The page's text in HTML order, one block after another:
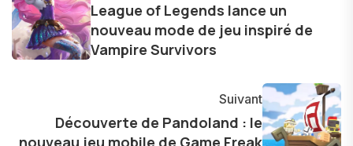
d'une curiosité insatiable, j'aime dévoiler les
dernières tendances et innovations, partageant
avec enthousiasme mes découvertes avec la
l'exploration constante des frontières de la
technologie me permet de présenter aux
lecteurs un aperçu captivant de ce que le futur
League of Legends lance un
nouveau mode de jeu inspiré de
Vampire Survivors
Suivant
Découverte de Pandoland : le
nouveau jeu mobile de Game Freak